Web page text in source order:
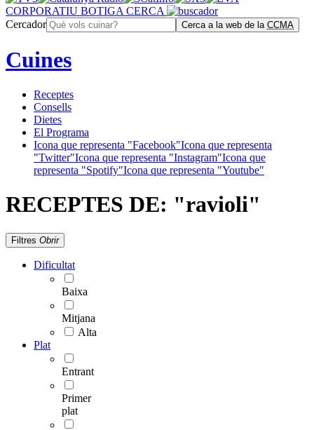
CORPORATIU BOTIGA CERCA
Cercador
Cerca a la web de la CCMA
Cuines
Receptes
Consells
Dietes
El Programa
Icona que representa "Facebook"Icona que representa
"Twitter"Icona que representa "Instagram"Icona que
representa "Spotify"Icona que representa "Youtube"
RECEPTES DE: "ravioli"
Filtres Obrir
Dificultat
Baixa
Mitjana
Alta
Plat
Entrant
Primer
plat